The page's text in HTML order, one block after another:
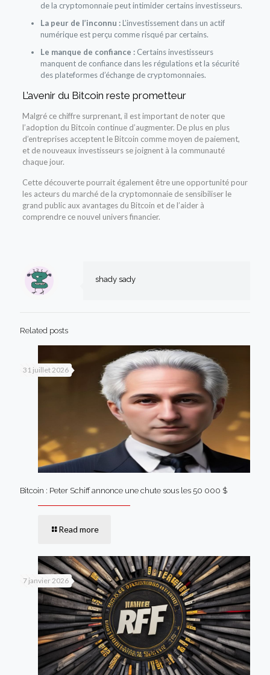
de la cryptomonnaie peut intimider certains investisseurs.
La peur de l’inconnu :L’investissement dans un actif
numérique est perçu comme risqué par certains.
Le manque de confiance :Certains investisseurs
manquent de confiance dans les régulations et la sécurité
des plateformes d’échange de cryptomonnaies.
L’avenir du Bitcoin reste prometteur
Malgré ce chiffre surprenant, il est important de noter que
l’adoption du Bitcoin continue d’augmenter. De plus en plus
d’entreprises acceptent le Bitcoin comme moyen de paiement,
et de nouveaux investisseurs se joignent à la communauté
chaque jour.
Cette découverte pourrait également être une opportunité pour
les acteurs du marché de la cryptomonnaie de sensibiliser le
grand public aux avantages du Bitcoin et de l’aider à
comprendre ce nouvel univers financier.
shady sady
Related posts
31 juillet 2026
Bitcoin : Peter Schiff annonce une chute sous les 50 000 $
Read more
7 janvier 2026